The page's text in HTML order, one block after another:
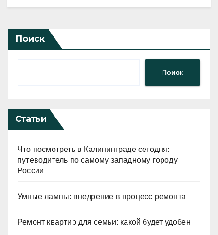
Поиск
Поиск
Статьи
Что посмотреть в Калининграде сегодня:
путеводитель по самому западному городу
России
Умные лампы: внедрение в процесс ремонта
Ремонт квартир для семьи: какой будет удобен